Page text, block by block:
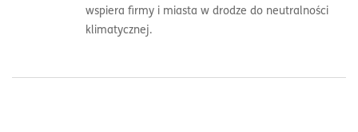
wspiera firmy i miasta w drodze do neutralności
klimatycznej.